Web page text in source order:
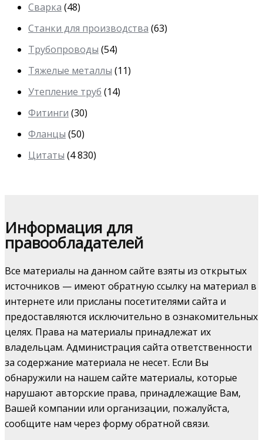
Сварка (48)
Станки для производства (63)
Трубопроводы (54)
Тяжелые металлы (11)
Утепление труб (14)
Фитинги (30)
Фланцы (50)
Цитаты (4 830)
Информация для
правообладателей
Все материалы на данном сайте взяты из открытых
источников — имеют обратную ссылку на материал в
интернете или присланы посетителями сайта и
предоставляются исключительно в ознакомительных
целях. Права на материалы принадлежат их
владельцам. Администрация сайта ответственности
за содержание материала не несет. Если Вы
обнаружили на нашем сайте материалы, которые
нарушают авторские права, принадлежащие Вам,
Вашей компании или организации, пожалуйста,
сообщите нам через форму обратной связи.